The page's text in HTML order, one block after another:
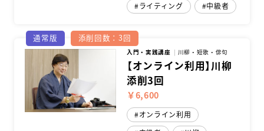
ライティング
中級者
通常版 添削回数：3回
入門・実践講座 川柳・短歌・俳句
【オンライン利用】川柳
添削3回
￥6,600
オンライン利用